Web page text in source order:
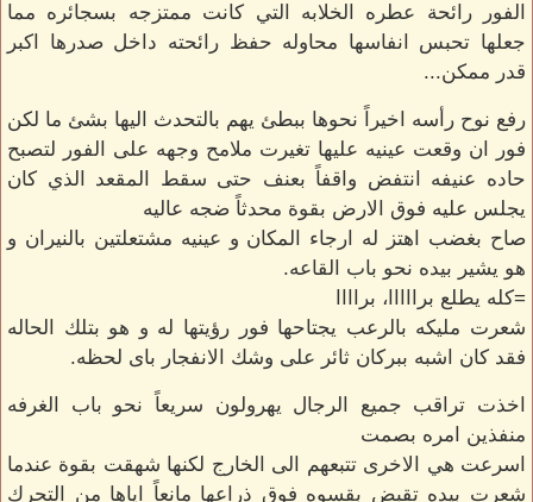
الفور رائحة عطره الخلابه التي كانت ممتزجه بسجائره مما
جعلها تحبس انفاسها محاوله حفظ رائحته داخل صدرها اكبر
قدر ممكن...
رفع نوح رأسه اخيراً نحوها ببطئ يهم بالتحدث اليها بشئ ما لكن
فور ان وقعت عينيه عليها تغيرت ملامح وجهه على الفور لتصبح
حاده عنيفه انتفض واقفاً بعنف حتى سقط المقعد الذي كان
يجلس عليه فوق الارض بقوة محدثاً ضجه عاليه
صاح بغضب اهتز له ارجاء المكان و عينيه مشتعلتين بالنيران و
هو يشير بيده نحو باب القاعه.
=كله يطلع برااااا، براااا
شعرت مليكه بالرعب يجتاحها فور رؤيتها له و هو بتلك الحاله
فقد كان اشبه ببركان ثائر على وشك الانفجار باى لحظه.
اخذت تراقب جميع الرجال يهرولون سريعاً نحو باب الغرفه
منفذين امره بصمت
اسرعت هي الاخرى تتبعهم الى الخارج لكنها شهقت بقوة عندما
شعرت بيده تقبض بقسوه فوق ذراعها مانعاً اياها من التحرك